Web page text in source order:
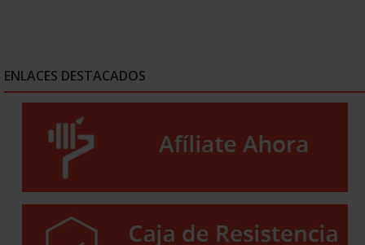
ENLACES DESTACADOS